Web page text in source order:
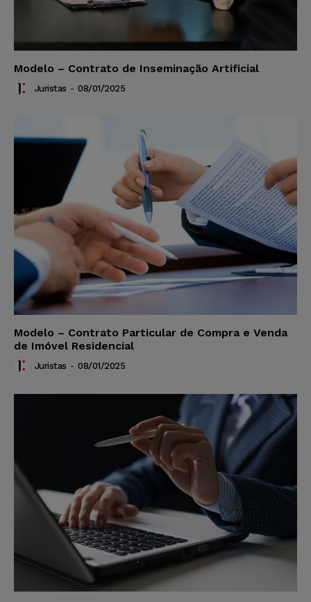
Modelo – Contrato de Inseminação Artificial
Juristas - 08/01/2025
Modelo – Contrato Particular de Compra e Venda
de Imóvel Residencial
Juristas - 08/01/2025